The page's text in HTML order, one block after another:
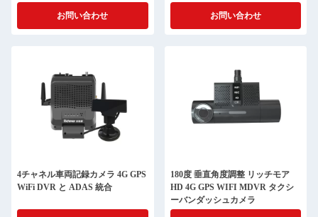
お問い合わせ
ー
お問い合わせ
4チャネル車両記録カメラ 4G GPS
WiFi DVR と ADAS 統合
180度 垂直角度調整 リッチモア
HD 4G GPS WIFI MDVR タクシ
ーバンダッシュカメラ